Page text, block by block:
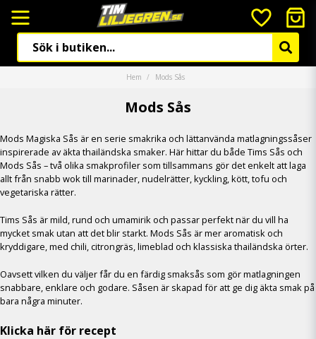
Hem Mods Sås
Mods Sås
Mods Magiska Sås är en serie smakrika och lättanvända matlagningssåser
inspirerade av äkta thailändska smaker. Här hittar du både Tims Sås och
Mods Sås – två olika smakprofiler som tillsammans gör det enkelt att laga
allt från snabb wok till marina­der, nudelrätter, kyckling, kött, tofu och
vegetariska rätter.
Tims Sås är mild, rund och umamirik och passar perfekt när du vill ha
mycket smak utan att det blir starkt. Mods Sås är mer aromatisk och
kryddigare, med chili, citrongräs, limeblad och klassiska thailändska örter.
Oavsett vilken du väljer får du en färdig smaksås som gör matlagningen
snabbare, enklare och godare. Såsen är skapad för att ge dig äkta smak på
bara några minuter.
Klicka här för recept